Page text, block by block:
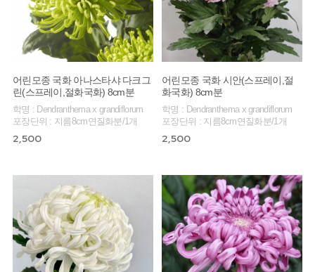
어린모종 국화 아나스타샤 다크그
린(스프레이,절화국화) 8cm분
학명 : Dendranthema x grandiflorum
포장단위 : 지름8cm연질화분/1개
2,500
어린모종 국화 시안(스프레이,절
화국화) 8cm분
학명 : Dendranthema x grandiflorum
포장단위 : 지름8cm연질화분/1개
2,500